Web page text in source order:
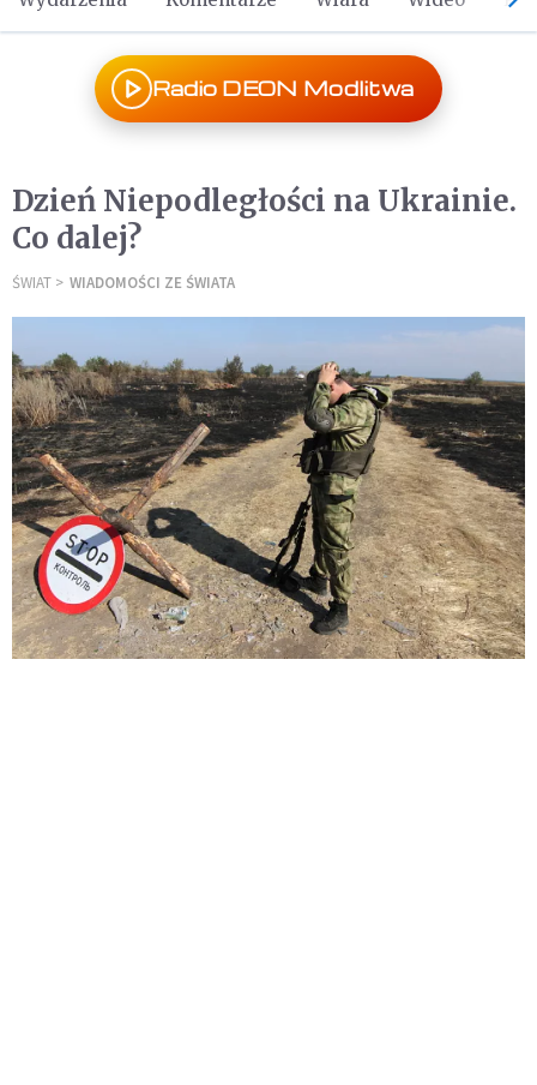
Radio DEON Modlitwa
Dzień Niepodległości na Ukrainie.
Co dalej?
ŚWIAT WIADOMOŚCI ZE ŚWIATA